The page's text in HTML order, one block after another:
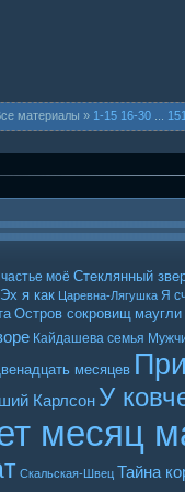
материалы » 1-15 16-30
моё Стеклянный
Эх я как Царевна-Лягушка Я
Остров сокровищ маугли
Кайдашева семья
месяцев
Карлсон У
месяц
Скальская-Швец Тайна